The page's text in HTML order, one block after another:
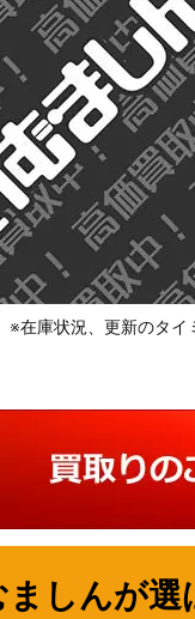
※在庫状況、更新のタイ
ましんが選